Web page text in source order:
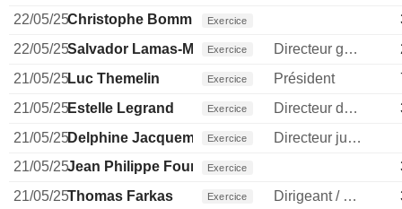
22/05/25Christophe BommierExercice
22/05/25Salvador Lamas-Mantec
Exercice Directeur general
21/05/25Luc Themelin Exercice Président
21/05/25Estelle Legrand Exercice Directeur des ressources humaines
21/05/25Delphine JacquemontExercice
Directeur juridique
21/05/25Jean Philippe FournierExercice
21/05/25Thomas Farkas Exercice Dirigeant / cadre principal